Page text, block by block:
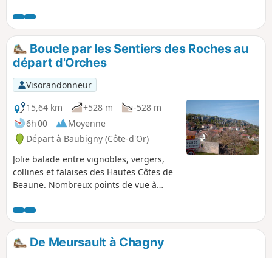
Boucle par les Sentiers des Roches au
départ d'Orches
Visorandonneur
15,64 km
+528 m
-528 m
6h 00
Moyenne
Départ à Baubigny (Côte-d'Or)
Jolie balade entre vignobles, vergers,
collines et falaises des Hautes Côtes de
Beaune. Nombreux points de vue à
d'Orches, Saint-Romain, la Rochepot et
son château et le village médiéval de
Dracy.De Meursault à Chagny